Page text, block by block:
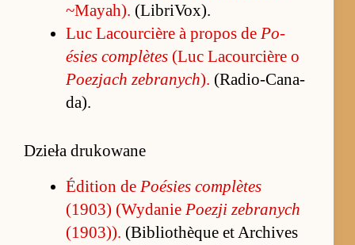
~May­ah). (LibriVo­x).
Luc Lacour­cière à pro­pos de Po­
ésies com­plètes(Luc Lacour­cière o
Po­ezjach ze­branych). (Radio-Ca­na­
da).
Dzieła drukowane
Édition de Po­ésies com­plètes
(1903) (Wydanie Po­ezji ze­branych
(1903)). (Bi­blio­thèque et Ar­chi­ves